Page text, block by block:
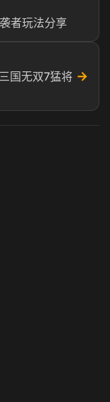
者玩法分享
国无双7猛将 →